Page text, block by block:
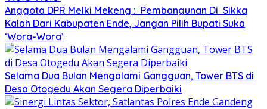
Anggota DPR Melki Mekeng : Pembangunan Di Sikka
Kalah Dari Kabupaten Ende, Jangan Pilih Bupati Suka
‘Wora-Wora’
Selama Dua Bulan Mengalami Gangguan, Tower BTS di
Desa Otogedu Akan Segera Diperbaiki